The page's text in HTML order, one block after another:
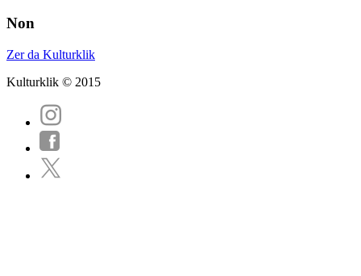
Non
Zer da Kulturklik
Kulturklik © 2015